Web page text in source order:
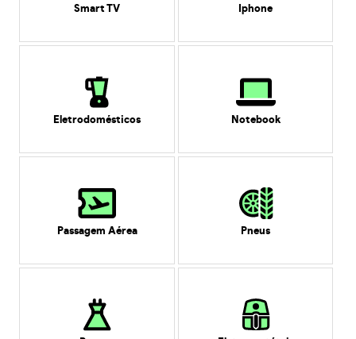
Smart TV Iphone
Eletrodomésticos Notebook
Passagem Aérea Pneus